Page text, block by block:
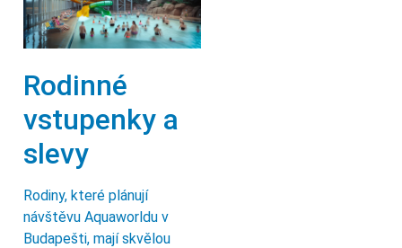
Rodinné
vstupenky a
slevy
Rodiny, které plánují
návštěvu Aquaworldu v
Budapešti, mají skvělou